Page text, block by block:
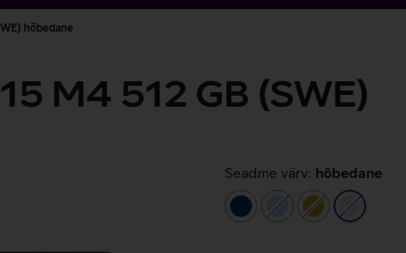
hõbedane
M4 512 GB (SWE)
Seadme värv: hõbedane
tumesinine
helesininekuldne